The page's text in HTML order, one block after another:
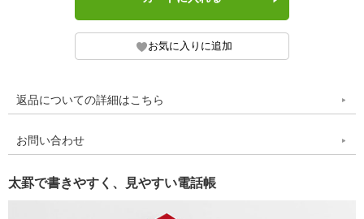
返品についての詳細はこちら
お問い合わせ
太罫で書きやすく、見やすい電話帳